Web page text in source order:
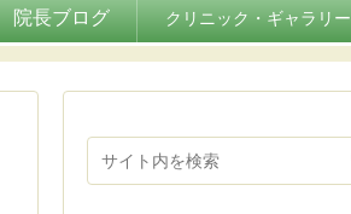
院長ブログ クリニック・ギャラリー